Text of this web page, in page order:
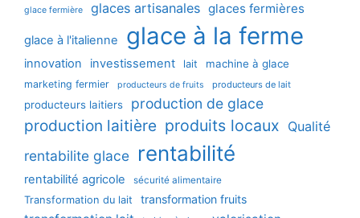
glace fermière glaces artisanales glaces fermières
glace à l'italienne glace à la ferme
innovation investissement lait machine à glace
marketing fermier producteurs de fruits producteurs de lait
producteurs laitiers production de glace
production laitière produits locaux Qualité
rentabilite glace rentabilité
rentabilité agricole sécurité alimentaire
Transformation du lait transformation fruits